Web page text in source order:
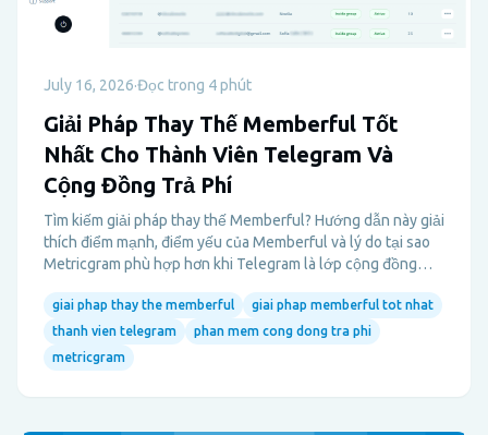
July 16, 2026·Đọc trong 4 phút
Giải Pháp Thay Thế Memberful Tốt
Nhất Cho Thành Viên Telegram Và
Cộng Đồng Trả Phí
Tìm kiếm giải pháp thay thế Memberful? Hướng dẫn này giải
thích điểm mạnh, điểm yếu của Memberful và lý do tại sao
Metricgram phù hợp hơn khi Telegram là lớp cộng đồng
giai phap thay the memberful
giai phap memberful tot nhat
thanh vien telegram
phan mem cong dong tra phi
metricgram